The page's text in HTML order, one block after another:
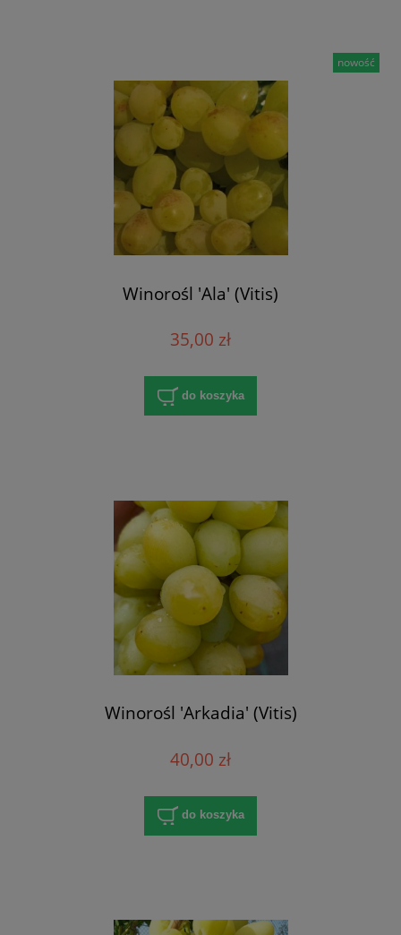
Winorośl 'Ala' (Vitis)
35,00 zł
do koszyka
nowość
Winorośl 'Arkadia' (Vitis)
40,00 zł
do koszyka